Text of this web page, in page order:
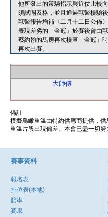
他所發出的策騎指示與近仗比較
須試閘及格，並且通過獸醫檢驗
獸醫報告增補〈二月十二日公佈〉
表現差劣的「金冠」於賽後曾由
蔡約翰的馬房再次檢查「金冠」
再次出賽。
大師傅
備註
模擬鳥瞰重溫由特約供應商提供，
重溫片段出現偏差。本會已盡一切
賽事資料
報名表
排位表(本地)
賠率
賽果